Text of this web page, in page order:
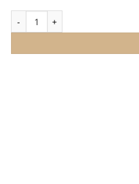
quantité de Rose artificielle